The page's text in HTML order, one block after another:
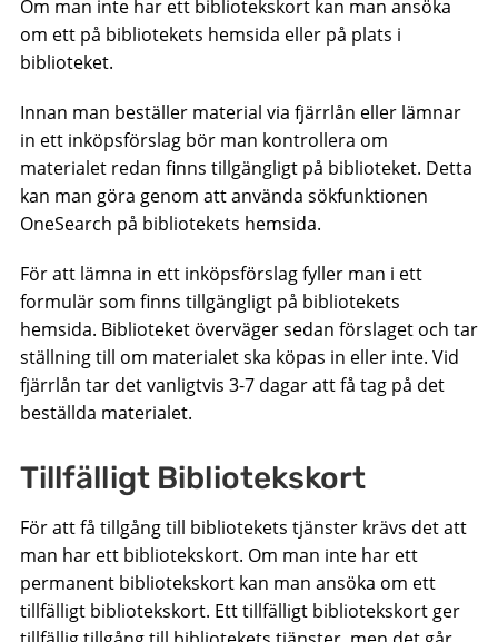
Om man inte har ett bibliotekskort kan man ansöka
om ett på bibliotekets hemsida eller på plats i
biblioteket.
Innan man beställer material via fjärrlån eller lämnar
in ett inköpsförslag bör man kontrollera om
materialet redan finns tillgängligt på biblioteket. Detta
kan man göra genom att använda sökfunktionen
OneSearch på bibliotekets hemsida.
För att lämna in ett inköpsförslag fyller man i ett
formulär som finns tillgängligt på bibliotekets
hemsida. Biblioteket överväger sedan förslaget och tar
ställning till om materialet ska köpas in eller inte. Vid
fjärrlån tar det vanligtvis 3-7 dagar att få tag på det
beställda materialet.
Tillfälligt Bibliotekskort
För att få tillgång till bibliotekets tjänster krävs det att
man har ett bibliotekskort. Om man inte har ett
permanent bibliotekskort kan man ansöka om ett
tillfälligt bibliotekskort. Ett tillfälligt bibliotekskort ger